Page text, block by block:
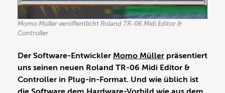
Momo Müller veröffentlicht Roland TR-06 Midi Editor &
Controller
Der Software-Entwickler Momo Müller präsentiert
uns seinen neuen Roland TR-06 Midi Editor &
Controller in Plug-in-Format. Und wie üblich ist